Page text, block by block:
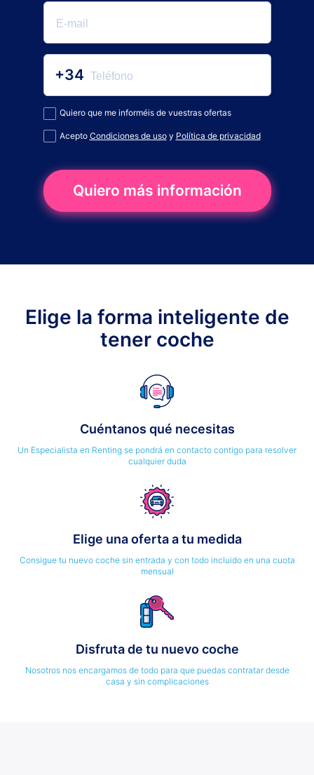
+34
Quiero que me informéis de vuestras ofertas
Acepto Condiciones de usoy Política de privacidad
Quiero más información
Elige la forma inteligente de
tener coche
Cuéntanos qué necesitas
Un Especialista en Renting se pondrá en contacto contigo para resolver
cualquier duda
Elige una oferta a tu medida
Consigue tu nuevo coche sin entrada y con todo incluido en una cuota
mensual
Disfruta de tu nuevo coche
Nosotros nos encargamos de todo para que puedas contratar desde
casa y sin complicaciones